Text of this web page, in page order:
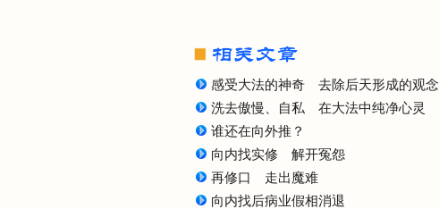
感受大法的神奇 去除后天形成的观念
洗去傲慢、自私 在大法中纯净心灵
谁还在向外推？
向内找实修 解开冤怨
再修口 走出魔难
向内找后病业假相消退